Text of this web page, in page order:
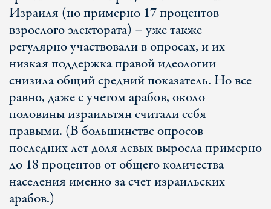
Израиля (но примерно 17 процентов
взрослого электората) – уже также
регулярно участвовали в опросах, и их
низкая поддержка правой идеологии
снизила общий средний показатель. Но все
равно, даже с учетом арабов, около
половины израильтян считали себя
правыми. (В большинстве опросов
последних лет доля левых выросла примерно
до 18 процентов от общего количества
населения именно за счет израильских
арабов.)